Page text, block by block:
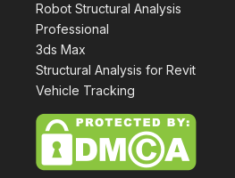
Robot Structural Analysis
Professional
3ds Max
Structural Analysis for Revit
Vehicle Tracking